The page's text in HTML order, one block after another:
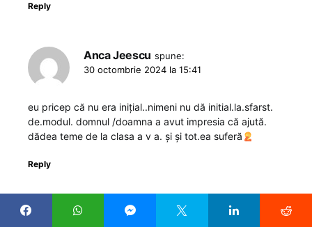
Reply
Anca Jeescu spune:
30 octombrie 2024 la 15:41
eu pricep că nu era inițial..nimeni nu dă initial.la.sfarst.
de.modul. domnul /doamna a avut impresia că ajută.
dădea teme de la clasa a v a. și și tot.ea suferă
Reply
Anca Jeescu
spune: